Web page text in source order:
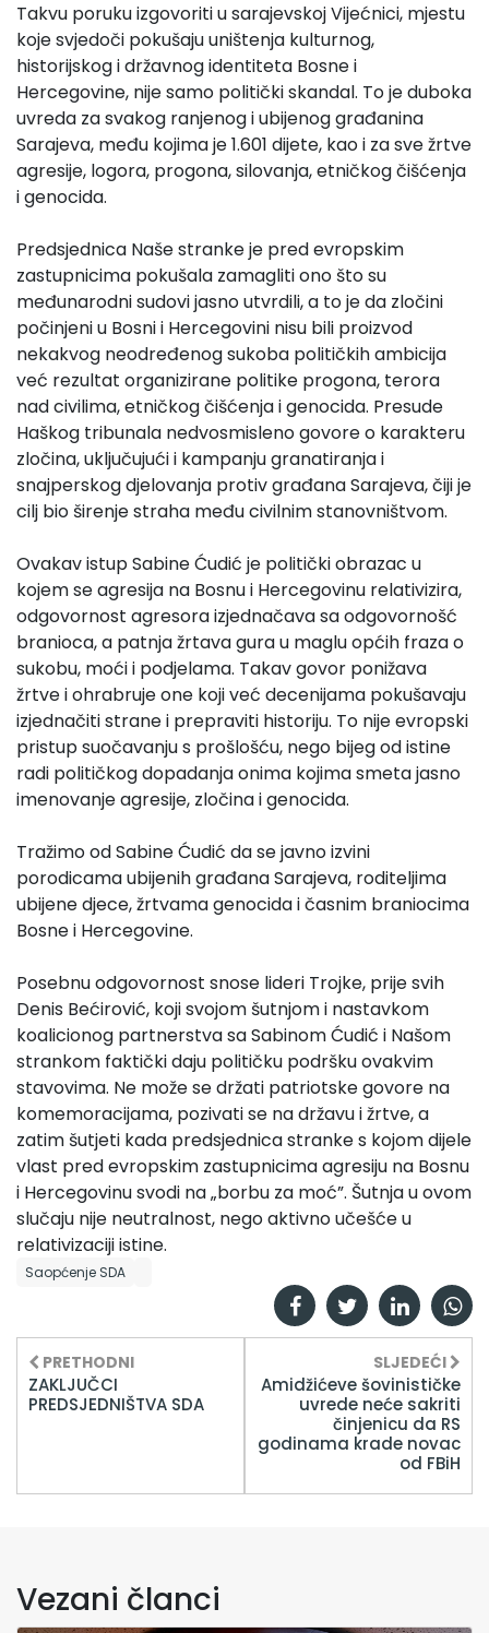
Takvu poruku izgovoriti u sarajevskoj Vijećnici, mjestu
koje svjedoči pokušaju uništenja kulturnog,
historijskog i državnog identiteta Bosne i
Hercegovine, nije samo politički skandal. To je duboka
uvreda za svakog ranjenog i ubijenog građanina
Sarajeva, među kojima je 1.601 dijete, kao i za sve žrtve
agresije, logora, progona, silovanja, etničkog čišćenja
i genocida.
Predsjednica Naše stranke je pred evropskim
zastupnicima pokušala zamagliti ono što su
međunarodni sudovi jasno utvrdili, a to je da zločini
počinjeni u Bosni i Hercegovini nisu bili proizvod
nekakvog neodređenog sukoba političkih ambicija
već rezultat organizirane politike progona, terora
nad civilima, etničkog čišćenja i genocida. Presude
Haškog tribunala nedvosmisleno govore o karakteru
zločina, uključujući i kampanju granatiranja i
snajperskog djelovanja protiv građana Sarajeva, čiji je
cilj bio širenje straha među civilnim stanovništvom.
Ovakav istup Sabine Ćudić je politički obrazac u
kojem se agresija na Bosnu i Hercegovinu relativizira,
odgovornost agresora izjednačava sa odgovornošć
branioca, a patnja žrtava gura u maglu općih fraza o
sukobu, moći i podjelama. Takav govor ponižava
žrtve i ohrabruje one koji već decenijama pokušavaju
izjednačiti strane i prepraviti historiju. To nije evropski
pristup suočavanju s prošlošću, nego bijeg od istine
radi političkog dopadanja onima kojima smeta jasno
imenovanje agresije, zločina i genocida.
Tražimo od Sabine Ćudić da se javno izvini
porodicama ubijenih građana Sarajeva, roditeljima
ubijene djece, žrtvama genocida i časnim braniocima
Bosne i Hercegovine.
Posebnu odgovornost snose lideri Trojke, prije svih
Denis Bećirović, koji svojom šutnjom i nastavkom
koalicionog partnerstva sa Sabinom Ćudić i Našom
strankom faktički daju političku podršku ovakvim
stavovima. Ne može se držati patriotske govore na
komemoracijama, pozivati se na državu i žrtve, a
zatim šutjeti kada predsjednica stranke s kojom dijele
vlast pred evropskim zastupnicima agresiju na Bosnu
i Hercegovinu svodi na „borbu za moć”. Šutnja u ovom
slučaju nije neutralnost, nego aktivno učešće u
relativizaciji istine.
Saopćenje SDA
PRETHODNI
ZAKLJUČCI
PREDSJEDNIŠTVA SDA
SLJEDEĆI
Amidžićeve šovinističke
uvrede neće sakriti
činjenicu da RS
godinama krade novac
od FBiH
Vezani članci